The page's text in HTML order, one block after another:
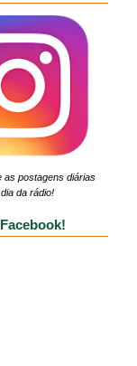
as postagens diárias
da rádio!